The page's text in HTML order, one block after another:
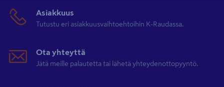
Asiakkuus
Tutustu eri asiakkuusvaihtoehtoihin K-Raudassa.
Ota yhteyttä
Jätä meille palautetta tai lähetä yhteydenottopyyntö.